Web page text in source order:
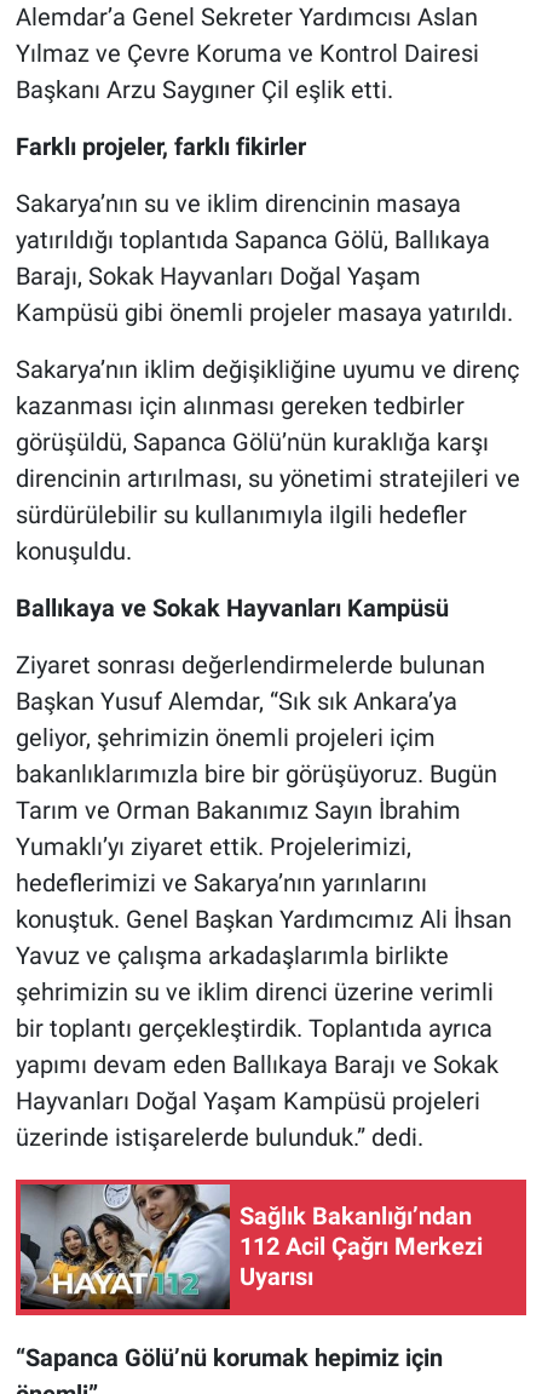
Alemdar’a Genel Sekreter Yardımcısı Aslan
Yılmaz ve Çevre Koruma ve Kontrol Dairesi
Başkanı Arzu Saygıner Çil eşlik etti.
Farklı projeler, farklı fikirler
Sakarya’nın su ve iklim direncinin masaya
yatırıldığı toplantıda Sapanca Gölü, Ballıkaya
Barajı, Sokak Hayvanları Doğal Yaşam
Kampüsü gibi önemli projeler masaya yatırıldı.
Sakarya’nın iklim değişikliğine uyumu ve direnç
kazanması için alınması gereken tedbirler
görüşüldü, Sapanca Gölü’nün kuraklığa karşı
direncinin artırılması, su yönetimi stratejileri ve
sürdürülebilir su kullanımıyla ilgili hedefler
konuşuldu.
Ballıkaya ve Sokak Hayvanları Kampüsü
Ziyaret sonrası değerlendirmelerde bulunan
Başkan Yusuf Alemdar, “Sık sık Ankara’ya
geliyor, şehrimizin önemli projeleri içim
bakanlıklarımızla bire bir görüşüyoruz. Bugün
Tarım ve Orman Bakanımız Sayın İbrahim
Yumaklı’yı ziyaret ettik. Projelerimizi,
hedeflerimizi ve Sakarya’nın yarınlarını
konuştuk. Genel Başkan Yardımcımız Ali İhsan
Yavuz ve çalışma arkadaşlarımla birlikte
şehrimizin su ve iklim direnci üzerine verimli
bir toplantı gerçekleştirdik. Toplantıda ayrıca
yapımı devam eden Ballıkaya Barajı ve Sokak
Hayvanları Doğal Yaşam Kampüsü projeleri
üzerinde istişarelerde bulunduk.” dedi.
Sağlık Bakanlığı’ndan
112 Acil Çağrı Merkezi
Uyarısı
“Sapanca Gölü’nü korumak hepimiz için